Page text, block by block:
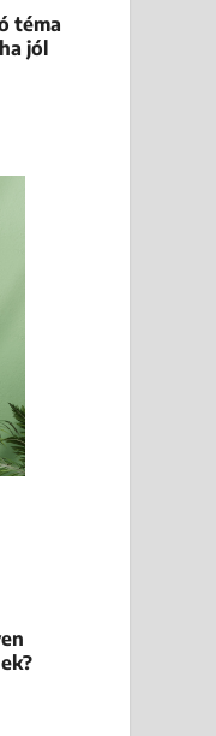
téma
jól